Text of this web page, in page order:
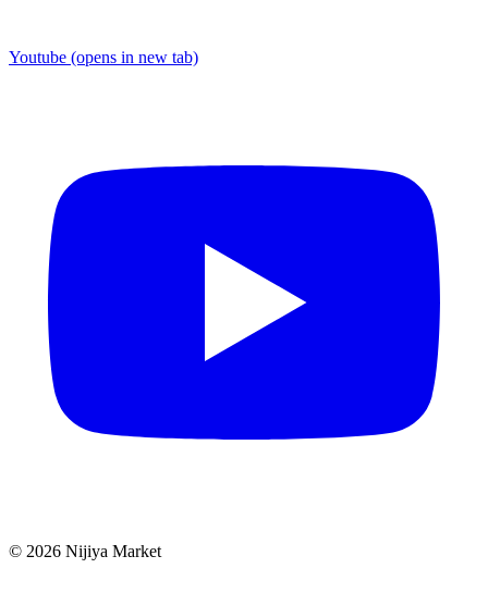
Youtube (opens in new tab)
© 2026 Nijiya Market